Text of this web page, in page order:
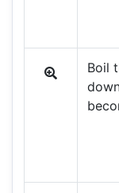
Boil